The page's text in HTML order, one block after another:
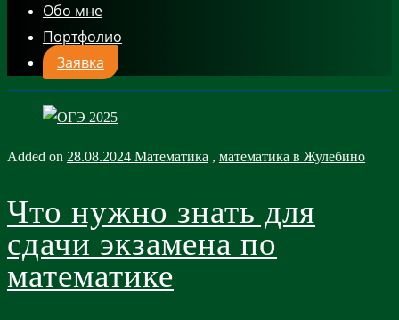
Обо мне
Портфолио
Заявка
Added on 28.08.2024 Математика , математика в Жулебино
Что нужно знать для
сдачи экзамена по
математике